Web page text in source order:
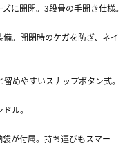
に開閉。3段骨の手開き仕様。
。開閉時のケガを防ぎ、ネイ
めやすいスナップボタン式。
ル。
が付属。持ち運びもスマー